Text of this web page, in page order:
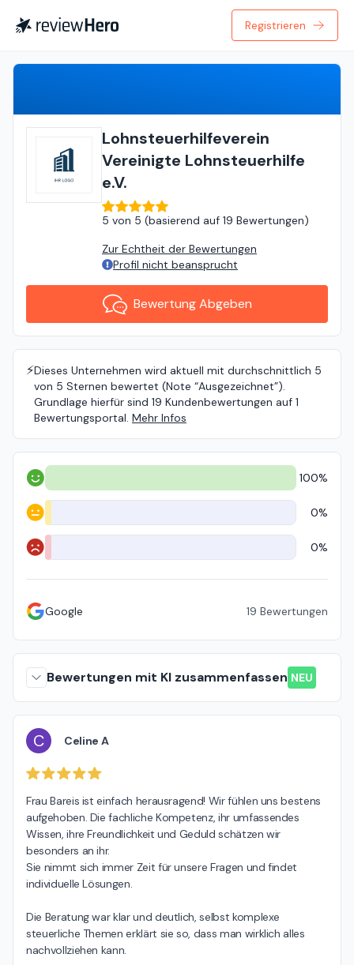
Registrieren
Lohnsteuerhilfeverein
Vereinigte Lohnsteuerhilfe
e.V.
5 von 5 (basierend auf 19 Bewertungen)
Zur Echtheit der Bewertungen
Profil nicht beansprucht
Bewertung Abgeben
⚡️Dieses Unternehmen wird aktuell mit durchschnittlich 5
von 5 Sternen bewertet (Note “Ausgezeichnet”).
Grundlage hierfür sind 19 Kundenbewertungen auf 1
Bewertungsportal. Mehr Infos
Positiv 100%
Neutral 0%
Negativ 0%
Google 19 Bewertungen
Bewertungen mit KI zusammenfassen NEU
C Celine A
Frau Bareis ist einfach herausragend! Wir fühlen uns bestens
aufgehoben. Die fachliche Kompetenz, ihr umfassendes
Wissen, ihre Freundlichkeit und Geduld schätzen wir
besonders an ihr.
Sie nimmt sich immer Zeit für unsere Fragen und findet
individuelle Lösungen.
Die Beratung war klar und deutlich, selbst komplexe
steuerliche Themen erklärt sie so, dass man wirklich alles
nachvollziehen kann.